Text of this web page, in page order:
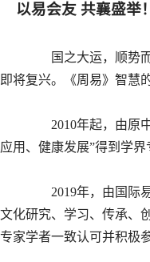
以易会友 共襄盛举！
国之大运，顺势
即将复兴。《周易》智慧
2010年起，由原
应用、健康发展”得到学
2019年，由国际
文化研究、学习、传承、
专家学者一致认可并积极